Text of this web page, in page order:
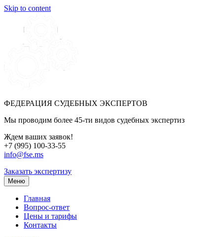
Skip to content
ФЕДЕРАЦИЯ СУДЕБНЫХ ЭКСПЕРТОВ
Мы проводим более 45-ти видов судебных экспертиз
Ждем ваших заявок!
+7 (995) 100-33-55
info@fse.ms
Заказать экспертизу
Меню
Главная
Вопрос-ответ
Цены и тарифы
Контакты